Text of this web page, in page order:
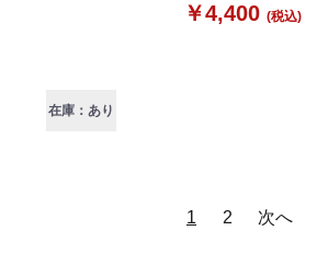
￥4,400 (税込)
在庫：あり
1 2 次へ